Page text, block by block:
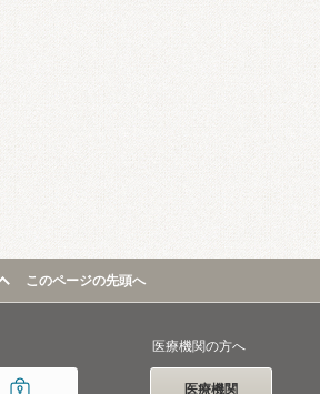
このページの先頭へ
医療機関の方へ
医療機関